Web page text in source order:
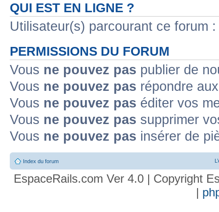
QUI EST EN LIGNE ?
Utilisateur(s) parcourant ce forum
PERMISSIONS DU FORUM
Vous ne pouvez pas publier de
Vous ne pouvez pas répondre
Vous ne pouvez pas éditer vos
Vous ne pouvez pas supprimer
Vous ne pouvez pas insérer de
Index du forum
EspaceRails.com Ver 4.0 | Copyright
|